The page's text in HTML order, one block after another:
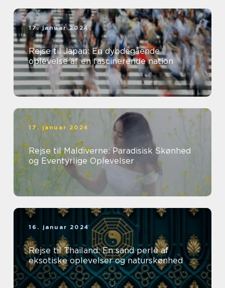
17. januar 2024
Rejse til Japan: En dybdegående
oplevelse af en fascinerende nation
17. januar 2024
Rejse til Maldiverne: Paradisisk Skønhed
og Eventyrlige Oplevelser
16. januar 2024
Rejse til Thailand: En sand perle af
eksotiske oplevelser og naturskønhed